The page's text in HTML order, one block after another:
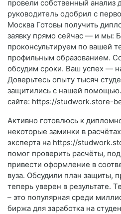
провели собственный анализ
руководитель одобрил с
Москва Готовы получить
заявку прямо сейчас — и мы:
проконсультируем по вашей
профильным образованием.
обсудим сроки. Ваш успех —
Доверьтесь опыту тысяч
защитились с нашей
сайте: https://studwork.store-
Активно готовлюсь к
некоторые заминки в
эксперта на https://
помог проверить расчёты,
привести оформление в
вуза. Обсудили план защиты,
теперь уверен в результате.
– это популярная среди
биржа для заработка на